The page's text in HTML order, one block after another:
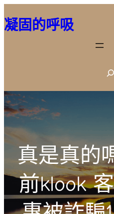
至
容
凝固的呼吸
S
e
h
真是真的
前klook